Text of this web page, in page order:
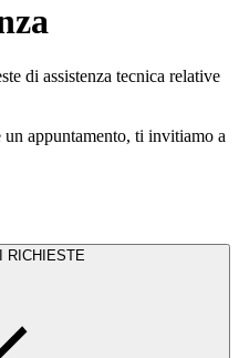
di assistenza tecnica relative
appuntamento, ti invitiamo a
RICHIESTE